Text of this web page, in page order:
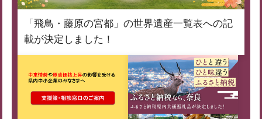
「飛鳥・藤原の宮都」の世界遺産一覧表への記
載が決定しました！